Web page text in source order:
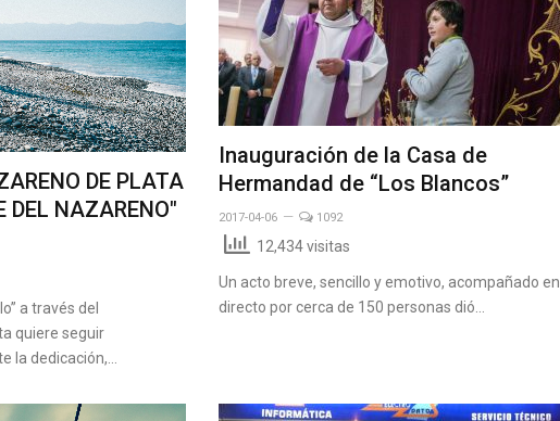
DE PLATA
DEL NAZARENO"
a través del
quiere seguir
la dedicación,…
Inauguración de la Casa de
Hermandad de “Los Blancos”
2017-04-06 1092
12,434 visitas
Un acto breve, sencillo y emotivo, acompañado en
directo por cerca de 150 personas dió…